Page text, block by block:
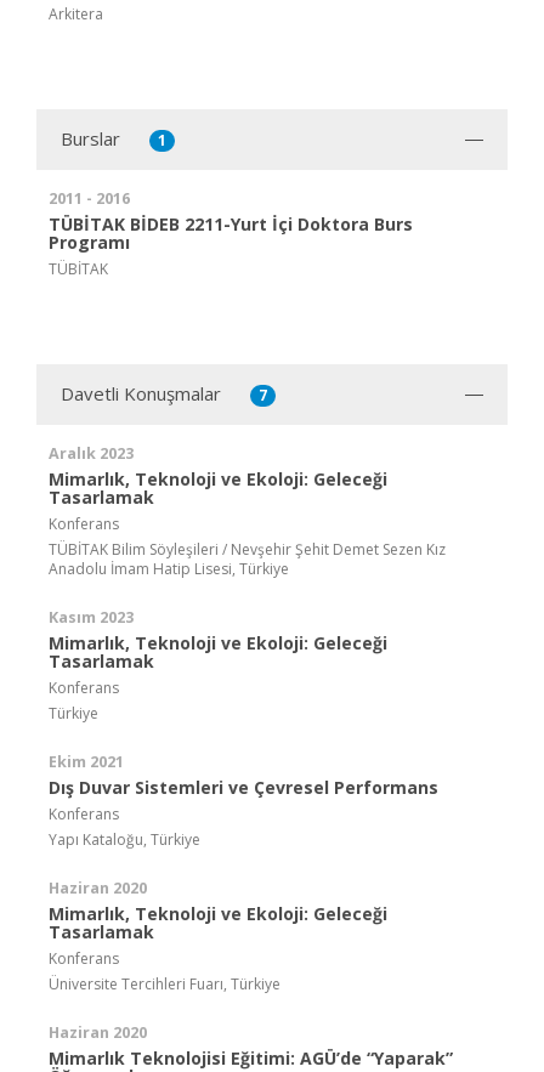
Arkitera
Burslar 1
2011 - 2016
TÜBİTAK BİDEB 2211-Yurt İçi Doktora Burs
Programı
TÜBİTAK
Davetli Konuşmalar 7
Aralık 2023
Mimarlık, Teknoloji ve Ekoloji: Geleceği
Tasarlamak
Konferans
TÜBİTAK Bilim Söyleşileri / Nevşehir Şehit Demet Sezen Kız
Anadolu İmam Hatip Lisesi, Türkiye
Kasım 2023
Mimarlık, Teknoloji ve Ekoloji: Geleceği
Tasarlamak
Konferans
Türkiye
Ekim 2021
Dış Duvar Sistemleri ve Çevresel Performans
Konferans
Yapı Kataloğu, Türkiye
Haziran 2020
Mimarlık, Teknoloji ve Ekoloji: Geleceği
Tasarlamak
Konferans
Üniversite Tercihleri Fuarı, Türkiye
Haziran 2020
Mimarlık Teknolojisi Eğitimi: AGÜ’de “Yaparak”